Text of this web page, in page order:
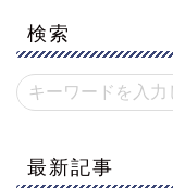
検索
最新記事